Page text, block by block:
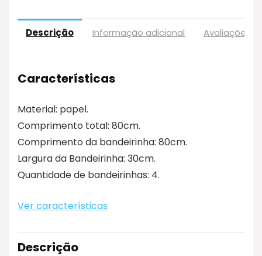
Descrição Informação adicional Avaliações
Características
Material: papel.
Comprimento total: 80cm.
Comprimento da bandeirinha: 80cm.
Largura da Bandeirinha: 30cm.
Quantidade de bandeirinhas: 4.
Ver características
Descrição